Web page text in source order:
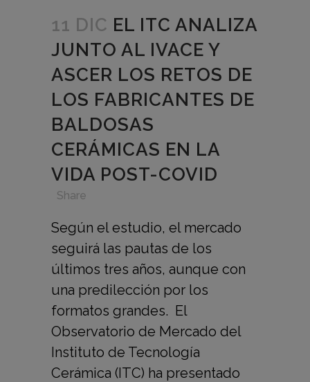
11 DIC EL ITC ANALIZA
JUNTO AL IVACE Y
ASCER LOS RETOS DE
LOS FABRICANTES DE
BALDOSAS
CERÁMICAS EN LA
VIDA POST-COVID
Share
Según el estudio, el mercado
seguirá las pautas de los
últimos tres años, aunque con
una predilección por los
formatos grandes. El
Observatorio de Mercado del
Instituto de Tecnología
Cerámica (ITC) ha presentado